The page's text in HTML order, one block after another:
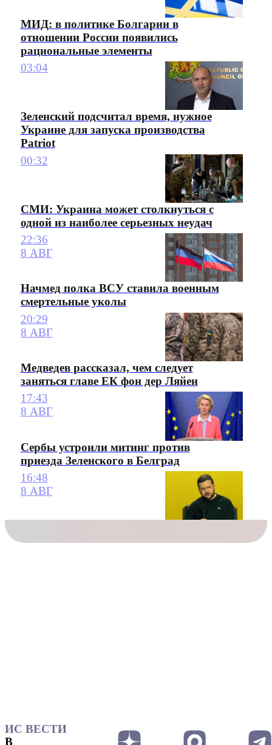
МИД: в политике Болгарии в
отношении России появились
рациональные элементы
03:04
Зеленский подсчитал время, нужное
Украине для запуска производства
Patriot
00:32
СМИ: Украина может столкнуться с
одной из наиболее серьезных неудач
22:36
8 АВГ
Начмед полка ВСУ ставила военным
смертельные уколы
20:29
8 АВГ
Медведев рассказал, чем следует
заняться главе ЕК фон дер Ляйен
17:43
8 АВГ
Сербы устроили митинг против
приезда Зеленского в Белград
16:48
8 АВГ
ИС ВЕСТИ
В